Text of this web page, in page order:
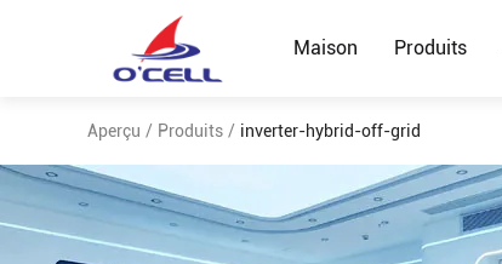
Maison Produits
Aperçu / Produits / inverter-hybrid-off-grid